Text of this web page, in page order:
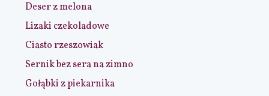
Deser z melona
Lizaki czekoladowe
Ciasto rzeszowiak
Sernik bez sera na zimno
Gołąbki z piekarnika